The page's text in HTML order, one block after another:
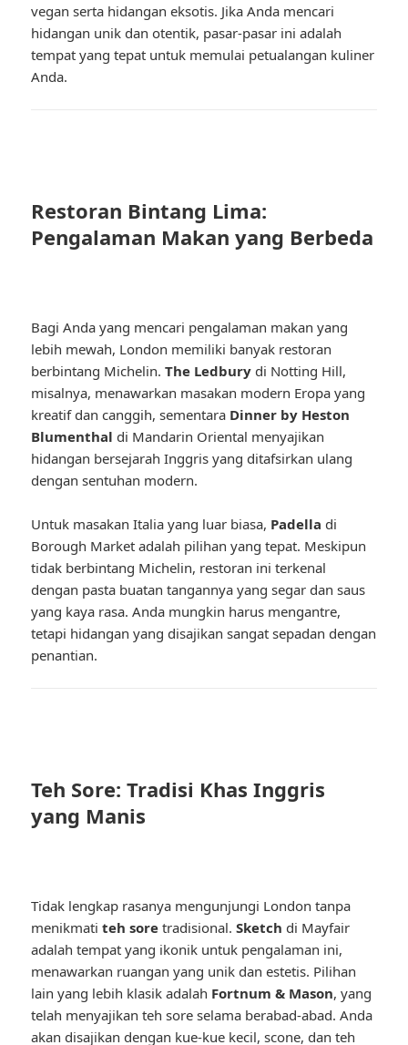
vegan serta hidangan eksotis. Jika Anda mencari
hidangan unik dan otentik, pasar-pasar ini adalah
tempat yang tepat untuk memulai petualangan kuliner
Anda.
Restoran Bintang Lima:
Pengalaman Makan yang Berbeda
Bagi Anda yang mencari pengalaman makan yang
lebih mewah, London memiliki banyak restoran
berbintang Michelin.The Ledbury di Notting Hill,
misalnya, menawarkan masakan modern Eropa yang
kreatif dan canggih, sementara Dinner by Heston
Blumenthal di Mandarin Oriental menyajikan
hidangan bersejarah Inggris yang ditafsirkan ulang
dengan sentuhan modern.
Untuk masakan Italia yang luar biasa, Padella di
Borough Market adalah pilihan yang tepat. Meskipun
tidak berbintang Michelin, restoran ini terkenal
dengan pasta buatan tangannya yang segar dan saus
yang kaya rasa. Anda mungkin harus mengantre,
tetapi hidangan yang disajikan sangat sepadan dengan
penantian.
Teh Sore: Tradisi Khas Inggris
yang Manis
Tidak lengkap rasanya mengunjungi London tanpa
menikmatiteh sore tradisional.Sketch di Mayfair
adalah tempat yang ikonik untuk pengalaman ini,
menawarkan ruangan yang unik dan estetis. Pilihan
lain yang lebih klasik adalah Fortnum & Mason, yang
telah menyajikan teh sore selama berabad-abad. Anda
akan disajikan dengan kue-kue kecil, scone, dan teh